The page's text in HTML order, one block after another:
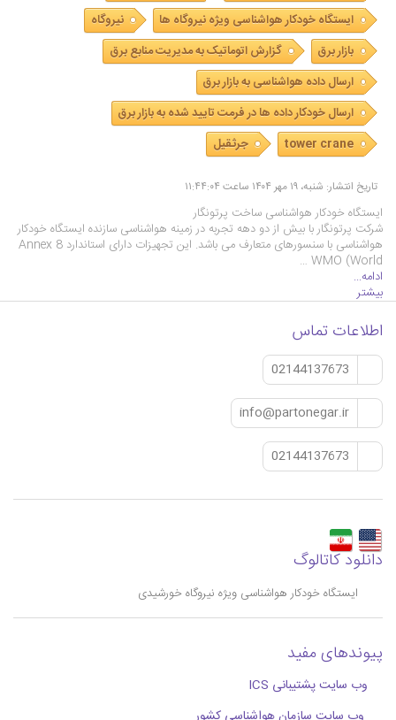
ایستگاه خودکار هواشناسی ویژه نیروگاه ها
نیروگاه
بازار برق
گزارش اتوماتیک به مدیریت منابع برق
ارسال داده هواشناسی به بازار برق
ارسال خودکار داده ها در فرمت تایید شده به بازار برق
tower crane
جرثقیل
تاریخ انتشار: شنبه، ۱۹ مهر ۱۴۰۴ ساعت ۱۱:۴۴:۰۴
ایستگاه خودکار هواشناسی ساخت پرتونگار
شرکت پرتونگار با بیش از دو دهه تجربه در زمینه هواشناسی سازنده ایستگاه خودکار
هواشناسی با سنسورهای متعارف می باشد. این تجهیزات دارای استاندارد Annex 8
WMO (World …
ادامه...
بیشتر
اطلاعات تماس
02144137673
info@partonegar.ir
02144137673
دانلود کاتالوگ
ایستگاه خودکار هواشناسی ویژه نیروگاه خورشیدی
پیوندهای مفید
وب سایت پشتیبانی ICS